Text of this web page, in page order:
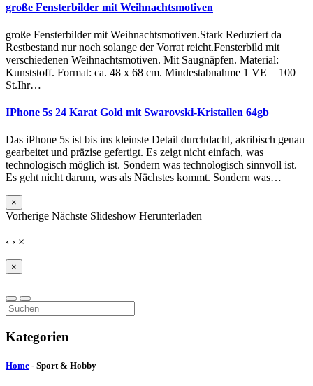
große Fensterbilder mit Weihnachtsmotiven
große Fensterbilder mit Weihnachtsmotiven.Stark Reduziert da
Restbestand nur noch solange der Vorrat reicht.Fensterbild mit
verschiedenen Weihnachtsmotiven. Mit Saugnäpfen. Material:
Kunststoff. Format: ca. 48 x 68 cm. Mindestabnahme 1 VE = 100
St.Ihr…
IPhone 5s 24 Karat Gold mit Swarovski-Kristallen 64gb
Das iPhone 5s ist bis ins kleinste Detail durchdacht, akribisch genau
gearbeitet und präzise gefertigt. Es zeigt nicht einfach, was
technologisch möglich ist. Sondern was technologisch sinnvoll ist.
Es geht nicht darum, was als Nächstes kommt. Sondern was…
×
Vorherige Nächste Slideshow Herunterladen
‹ › ×
×
Kategorien
Home - Sport & Hobby